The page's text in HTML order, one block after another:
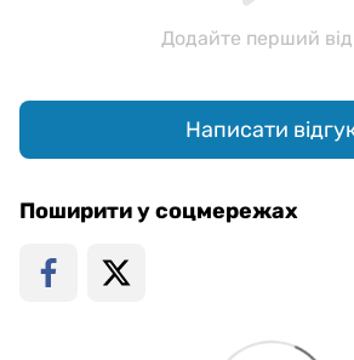
Додайте перший
Написати
Поширити у соцмережах